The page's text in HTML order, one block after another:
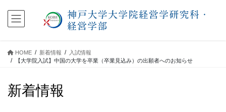
HOME 新着情報
入試情報
【大学院入試】中国の大学を卒業（卒業見込み）の出願者へのお知らせ
新着情報